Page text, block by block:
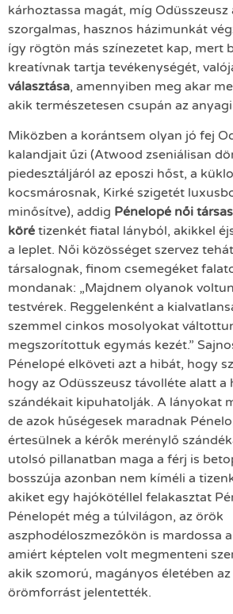
kárhoztassa magát, míg Odüsszeusz
szorgalmas, hasznos házimunkát
így rögtön más színezetet kap, mert
kreatívnak tartja tevékenységét,
választása, amennyiben meg akar
akik természetesen csupán az
Miközben a korántsem olyan jó fej
kalandjait űzi (Atwood zseniálisan
piedesztáljáról az eposzi hőst, a
kocsmárosnak, Kirké szigetét
minősítve), addig Pénelopé női
köré tizenkét fiatal lányból, akikkel
a leplet. Női közösséget szervez
társalognak, finom csemegéket
mondanak: „Majdnem olyanok
testvérek. Reggelenként a
szemmel cinkos mosolyokat
megszorítottuk egymás kezét.”
Pénelopé elköveti azt a hibát, hogy
hogy az Odüsszeusz távolléte alatt a
szándékait kipuhatolják. A lányokat
de azok hűségesek maradnak
értesülnek a kérők merénylő
utolsó pillanatban maga a férj is
bosszúja azonban nem kíméli a
akiket egy hajókötéllel felakasztat
Pénelopét még a túlvilágon, az örök
aszphodéloszmezőkön is mardossa
amiért képtelen volt megmenteni
akik szomorú, magányos életében
örömforrást jelentették.